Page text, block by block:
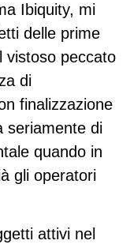
Ibiquity, mi
delle prime
vistoso peccato
di
finalizzazione
seriamente di
quando in
gli operatori
attivi nel